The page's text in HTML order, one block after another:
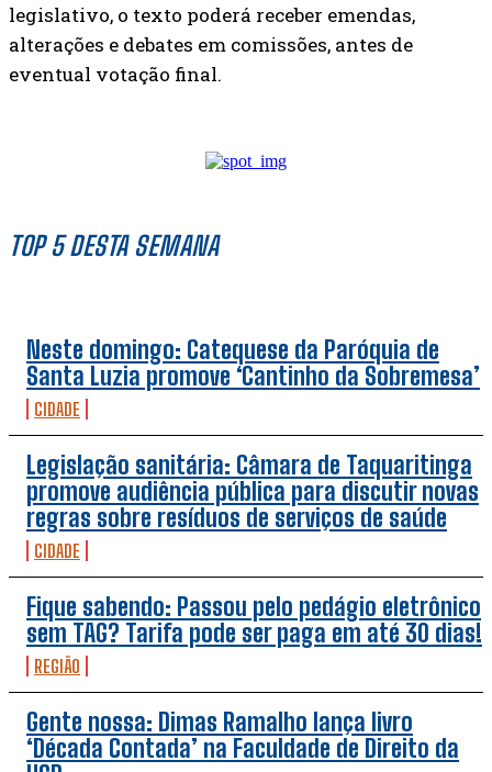
TOP 5 DESTA SEMANA
Neste domingo: Catequese da Paróquia de
Santa Luzia promove ‘Cantinho da Sobremesa’
CIDADE
Legislação sanitária: Câmara de Taquaritinga
promove audiência pública para discutir novas
regras sobre resíduos de serviços de saúde
CIDADE
Fique sabendo: Passou pelo pedágio eletrônico
sem TAG? Tarifa pode ser paga em até 30 dias!
REGIÃO
Gente nossa: Dimas Ramalho lança livro
‘Década Contada’ na Faculdade de Direito da
legislativo, o texto poderá receber emendas,
alterações e debates em comissões, antes de
eventual votação final.